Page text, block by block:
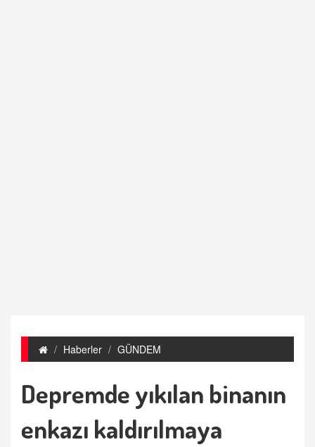
Haberler GÜNDEM
Depremde yıkılan binanın
enkazı kaldırılmaya